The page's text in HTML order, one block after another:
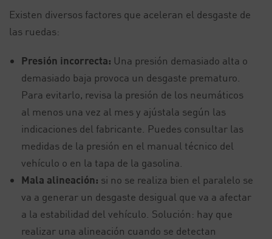
Existen diversos factores que aceleran el desgaste de
las ruedas:
Presión incorrecta: Una presión demasiado alta o
demasiado baja provoca un desgaste prematuro.
Para evitarlo, revisa la presión de los neumáticos
al menos una vez al mes y ajústala según las
indicaciones del fabricante. Puedes consultar las
medidas de la presión en el manual técnico del
vehículo o en la tapa de la gasolina.
Mala alineación: si no se realiza bien el paralelo se
va a generar un desgaste desigual que va a afectar
a la estabilidad del vehículo. Solución: hay que
realizar una alineación cuando se detectan